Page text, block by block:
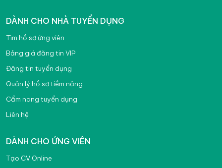
DÀNH CHO NHÀ TUYỂN DỤNG
Tìm hồ sơ ứng viên
Bảng giá đăng tin VIP
Đăng tin tuyển dụng
Quản lý hồ sơ tiềm năng
Cẩm nang tuyển dụng
Liên hệ
DÀNH CHO ỨNG VIÊN
Tạo CV Online